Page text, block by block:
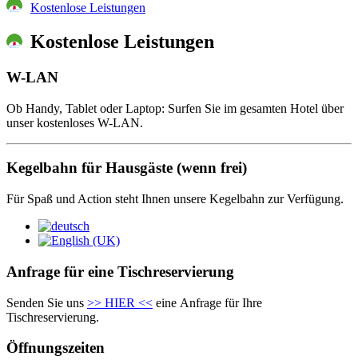
Kostenlose Leistungen
Kostenlose Leistungen
W-LAN
Ob Handy, Tablet oder Laptop: Surfen Sie im gesamten Hotel über
unser kostenloses W-LAN.
Kegelbahn für Hausgäste (wenn frei)
Für Spaß und Action steht Ihnen unsere Kegelbahn zur Verfügung.
Anfrage für eine Tischreservierung
Senden Sie uns >> HIER << eine Anfrage für Ihre
Tischreservierung.
Öffnungszeiten